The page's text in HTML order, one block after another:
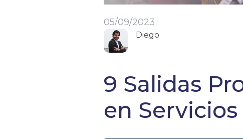
05/09/2023
Diego
9 Salidas
en